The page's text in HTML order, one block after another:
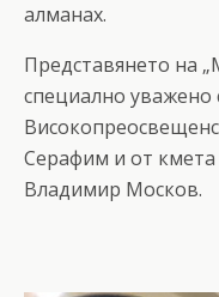
алманах.
Представянето на
специално
Серафим и от
Владимир Москов.